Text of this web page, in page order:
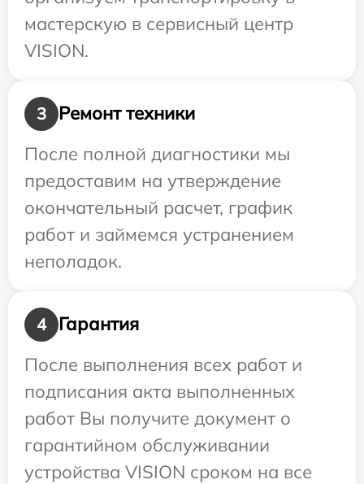
мастерскую в сервисный центр
VISION.
3
Ремонт техники
После полной диагностики мы
предоставим на утверждение
окончательный расчет, график
работ и займемся устранением
неполадок.
4
Гарантия
После выполнения всех работ и
подписания акта выполненных
работ Вы получите документ о
гарантийном обслуживании
устройства VISION сроком на все